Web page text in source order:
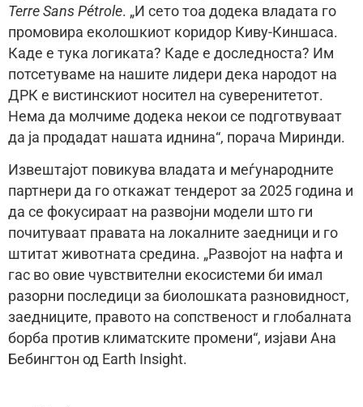
Terre Sans Pétrole. „И сето тоа додека владата го
промовира еколошкиот коридор Киву-Киншаса.
Каде е тука логиката? Каде е доследноста? Им
потсетуваме на нашите лидери дека народот на
ДРК е вистинскиот носител на суверенитетот.
Нема да молчиме додека некои се подготвуваат
да ја продадат нашата иднина“, порача Миринди.
Извештајот повикува владата и меѓународните
партнери да го откажат тендерот за 2025 година и
да се фокусираат на развојни модели што ги
почитуваат правата на локалните заедници и го
штитат животната средина. „Развојот на нафта и
гас во овие чувствителни екосистеми би имал
разорни последици за биолошката разновидност,
заедниците, правото на сопственост и глобалната
борба против климатските промени“, изјави Ана
Бебингтон од Earth Insight.